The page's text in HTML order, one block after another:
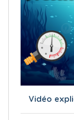
Vidéo